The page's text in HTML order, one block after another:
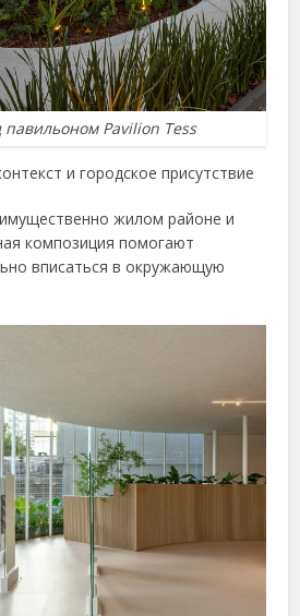
павильоном Pavilion Tess
и городское присутствие
жилом районе и
композиция помогают
вписаться в окружающую